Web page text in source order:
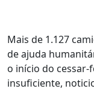
Mais de 1.127
de ajuda
o início do cessar-
insuficiente,